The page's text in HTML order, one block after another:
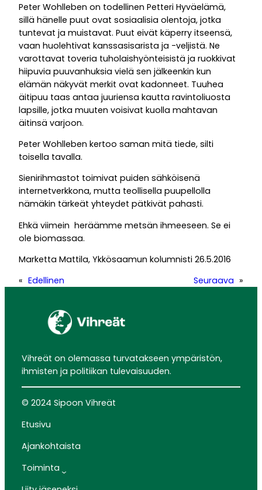
Peter Wohlleben on todellinen Petteri Hyväelämä,
sillä hänelle puut ovat sosiaalisia olentoja, jotka
tuntevat ja muistavat. Puut eivät käperry itseensä,
vaan huolehtivat kanssasisarista ja -veljistä. Ne
varottavat toveria tuholaishyönteisistä ja ruokkivat
hiipuvia puuvanhuksia vielä sen jälkeenkin kun
elämän näkyvät merkit ovat kadonneet. Tuuhea
äitipuu taas antaa juuriensa kautta ravintoliuosta
lapsille, jotka muuten voisivat kuolla mahtavan
äitinsä varjoon.
Peter Wohlleben kertoo saman mitä tiede, silti
toisella tavalla.
Sienirihmastot toimivat puiden sähköisenä
internetverkkona, mutta teollisella puupellolla
nämäkin tärkeät yhteydet pätkivät pahasti.
Ehkä viimein heräämme metsän ihmeeseen. Se ei
ole biomassaa.
Marketta Mattila, Ykkösaamun kolumnisti 26.5.2016
« Edellinen Seuraava »
Vihreät on olemassa turvatakseen ympäristön,
ihmisten ja politiikan tulevaisuuden.
© 2024 Sipoon Vihreät
Etusivu
Ajankohtaista
Toiminta